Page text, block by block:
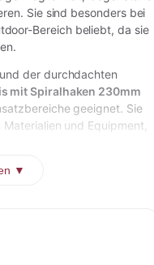
Sie sind besonders bei
Bereich beliebt, da sie
der durchdachten
mit Spiralhaken 230mm
geeignet. Sie
und Equipment,
▼